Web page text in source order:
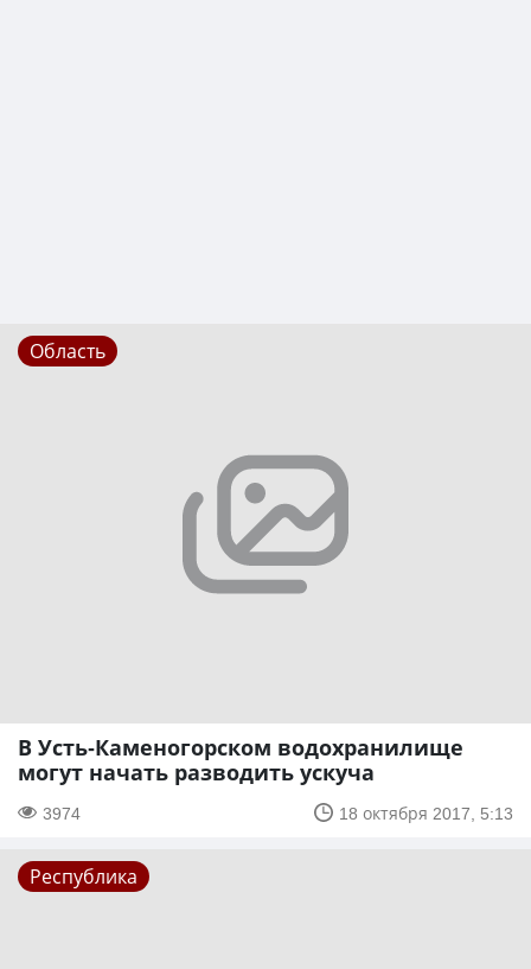
Область
В Усть-Каменогорском водохранилище
могут начать разводить ускуча
3974 18 октября 2017, 5:13
Республика